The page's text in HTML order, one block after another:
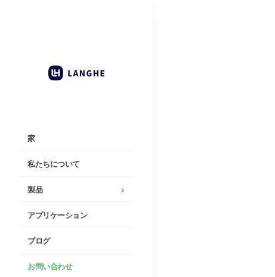
家
私たちについて
製品
アプリケーション
ブログ
お問い合わせ